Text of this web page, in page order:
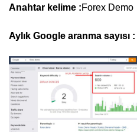
Anahtar kelime :Forex Demo
Aylık Google aranma sayısı :